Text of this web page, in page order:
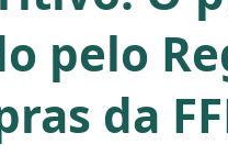
pelo
da